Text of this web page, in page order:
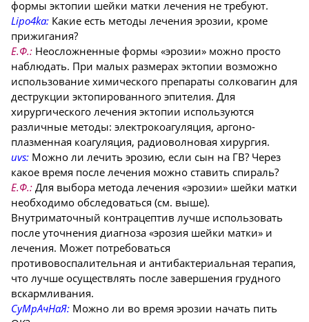
формы эктопии шейки матки лечения не требуют.
Lipo4ka: Какие есть методы лечения эрозии, кроме
прижигания?
Е.Ф.: Неосложненные формы «эрозии» можно просто
наблюдать. При малых размерах эктопии возможно
использование химического препараты солковагин для
деструкции эктопированного эпителия. Для
хирургического лечения эктопии используются
различные методы: электрокоагуляция, аргоно-
плазменная коагуляция, радиоволновая хирургия.
uvs: Можно ли лечить эрозию, если сын на ГВ? Через
какое время после лечения можно ставить спираль?
Е.Ф.: Для выбора метода лечения «эрозии» шейки матки
необходимо обследоваться (см. выше).
Внутриматочный контрацептив лучше использовать
после уточнения диагноза «эрозия шейки матки» и
лечения. Может потребоваться
противовоспалительная и антибактериальная терапия,
что лучше осуществлять после завершения грудного
вскармливания.
СуМрАчНаЯ: Можно ли во время эрозии начать пить